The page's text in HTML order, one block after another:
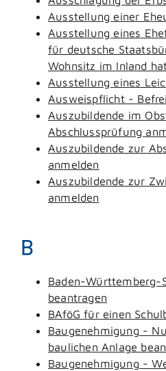
Ausstellung einer
Ausstellung eines
für deutsche
Wohnsitz im Inland
Ausstellung eines
Ausweispflicht -
Auszubildende im
Abschlussprüfung
Auszubildende zur
anmelden
Auszubildende zur
anmelden
B
Baden-Württemberg-
beantragen
BAföG für einen
Baugenehmigung -
baulichen Anlage
Baugenehmigung -